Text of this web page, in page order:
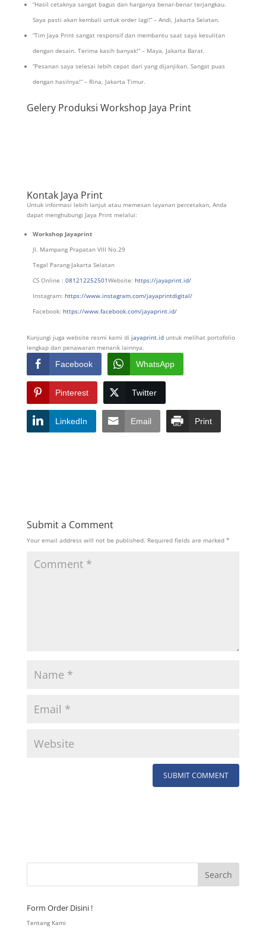
“Hasil cetaknya sangat bagus dan harganya benar-benar terjangkau.
Saya pasti akan kembali untuk order lagi!” – Andi, Jakarta Selatan.
“Tim Jaya Print sangat responsif dan membantu saat saya kesulitan
dengan desain. Terima kasih banyak!” – Maya, Jakarta Barat.
“Pesanan saya selesai lebih cepat dari yang dijanjikan. Sangat puas
dengan hasilnya!” – Rina, Jakarta Timur.
Gelery Produksi Workshop Jaya Print
Kontak Jaya Print
Untuk informasi lebih lanjut atau memesan layanan percetakan, Anda
dapat menghubungi Jaya Print melalui:
Workshop Jayaprint
Jl. Mampang Prapatan VIII No.29
Tegal Parang-Jakarta Selatan
CS Online : 081212252501Website: https://jayaprint.id/
Instagram: https://www.instagram.com/jayaprintdigital/
Facebook: https://www.facebook.com/jayaprint.id/
Kunjungi juga website resmi kami di jayaprint.iduntuk melihat portofolio
lengkap dan penawaran menarik lainnya.
Facebook WhatsApp
Pinterest Twitter
LinkedIn Email Print
Submit a Comment
Your email address will not be published. Required fields are marked *
Form Order Disini !
Tentang Kami